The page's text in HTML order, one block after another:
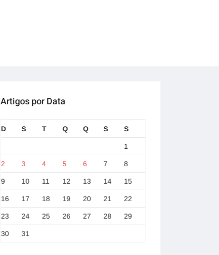
Artigos por Data
D S T Q Q S S
1
2 3 4 5 6 7 8
9 10 11 12 13 14 15
16 17 18 19 20 21 22
23 24 25 26 27 28 29
30 31